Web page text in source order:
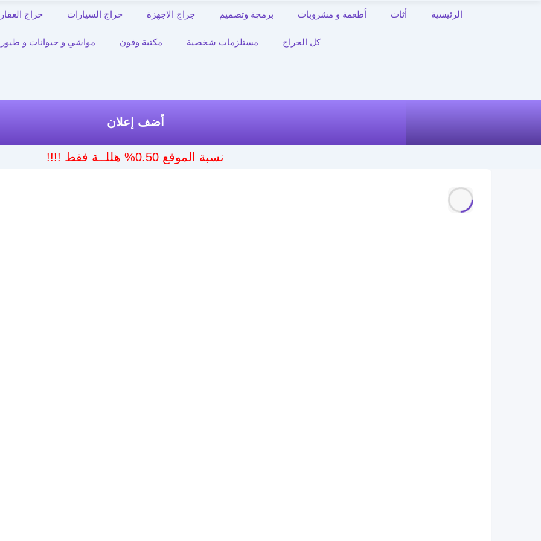
الرئيسية أثاث أطعمة و مشروبات برمجة وتصميم جراج الاجهزة حراج السيارات حراج العقار
كل الحراج مستلزمات شخصية مكتبة وفون مواشي و حيوانات و طيور
أضف إعلان
نسبة الموقع 0.50% هللــة فقط !!!!